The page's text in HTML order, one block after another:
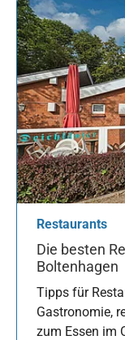
Restaurants
Die besten
Boltenhagen
Tipps für
Gastronomie,
zum Essen im